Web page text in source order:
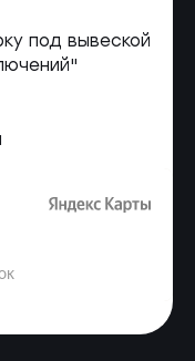
под вывеской